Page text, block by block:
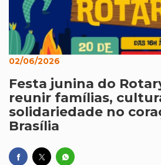
02/06/2026
Festa junina do
reunir famílias,
solidariedade no
Brasília